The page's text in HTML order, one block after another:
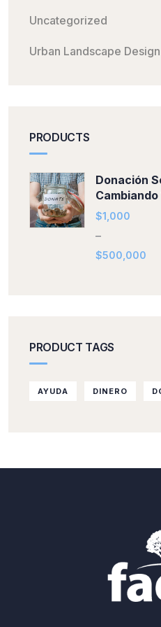
Uncategorized
Urban Landscape Design
PRODUCTS
Donación
$1,000
–
$500,000
PRODUCT TAGS
AYUDA DINERO